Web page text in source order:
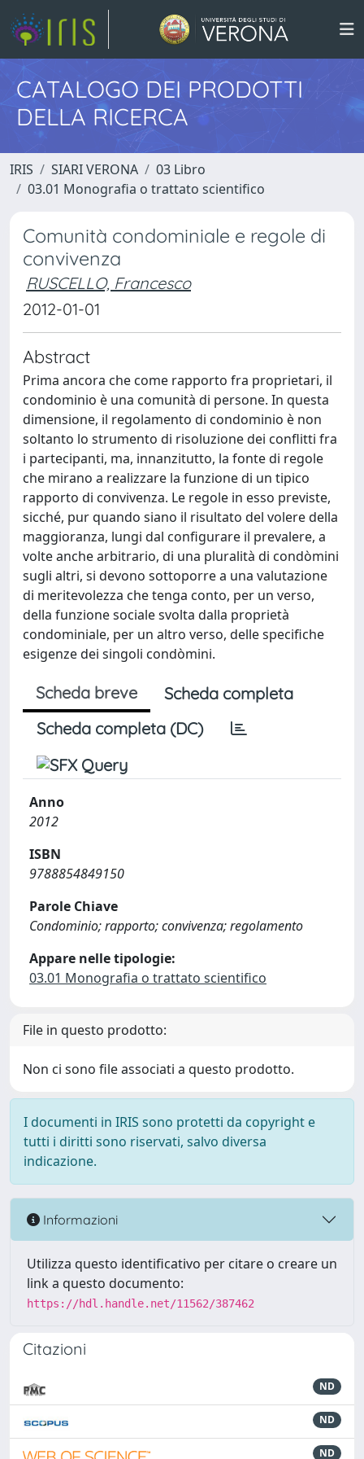
CATALOGO DEI PRODOTTI
DELLA RICERCA
IRIS SIARI VERONA
03 Libro
03.01 Monografia o trattato scientifico
Comunità condominiale e regole di
convivenza
RUSCELLO, Francesco
2012-01-01
Abstract
Prima ancora che come rapporto fra proprietari, il
condominio è una comunità di persone. In questa
dimensione, il regolamento di condominio è non
soltanto lo strumento di risoluzione dei conflitti fra
i partecipanti, ma, innanzitutto, la fonte di regole
che mirano a realizzare la funzione di un tipico
rapporto di convivenza. Le regole in esso previste,
sicché, pur quando siano il risultato del volere della
maggioranza, lungi dal configurare il prevalere, a
volte anche arbitrario, di una pluralità di condòmini
sugli altri, si devono sottoporre a una valutazione
di meritevolezza che tenga conto, per un verso,
della funzione sociale svolta dalla proprietà
condominiale, per un altro verso, delle specifiche
esigenze dei singoli condòmini.
Scheda breve
Scheda completa
Scheda completa (DC)
Anno
2012
ISBN
9788854849150
Parole Chiave
Condominio; rapporto; convivenza; regolamento
Appare nelle tipologie:
03.01 Monografia o trattato scientifico
File in questo prodotto:
Non ci sono file associati a questo prodotto.
I documenti in IRIS sono protetti da copyright e
tutti i diritti sono riservati, salvo diversa
indicazione.
Informazioni
Utilizza questo identificativo per citare o creare un
link a questo documento:
https://hdl.handle.net/11562/387462
Citazioni
ND
ND
ND